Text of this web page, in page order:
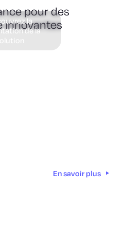
pour des
innovantes
la
de la
En savoir plus